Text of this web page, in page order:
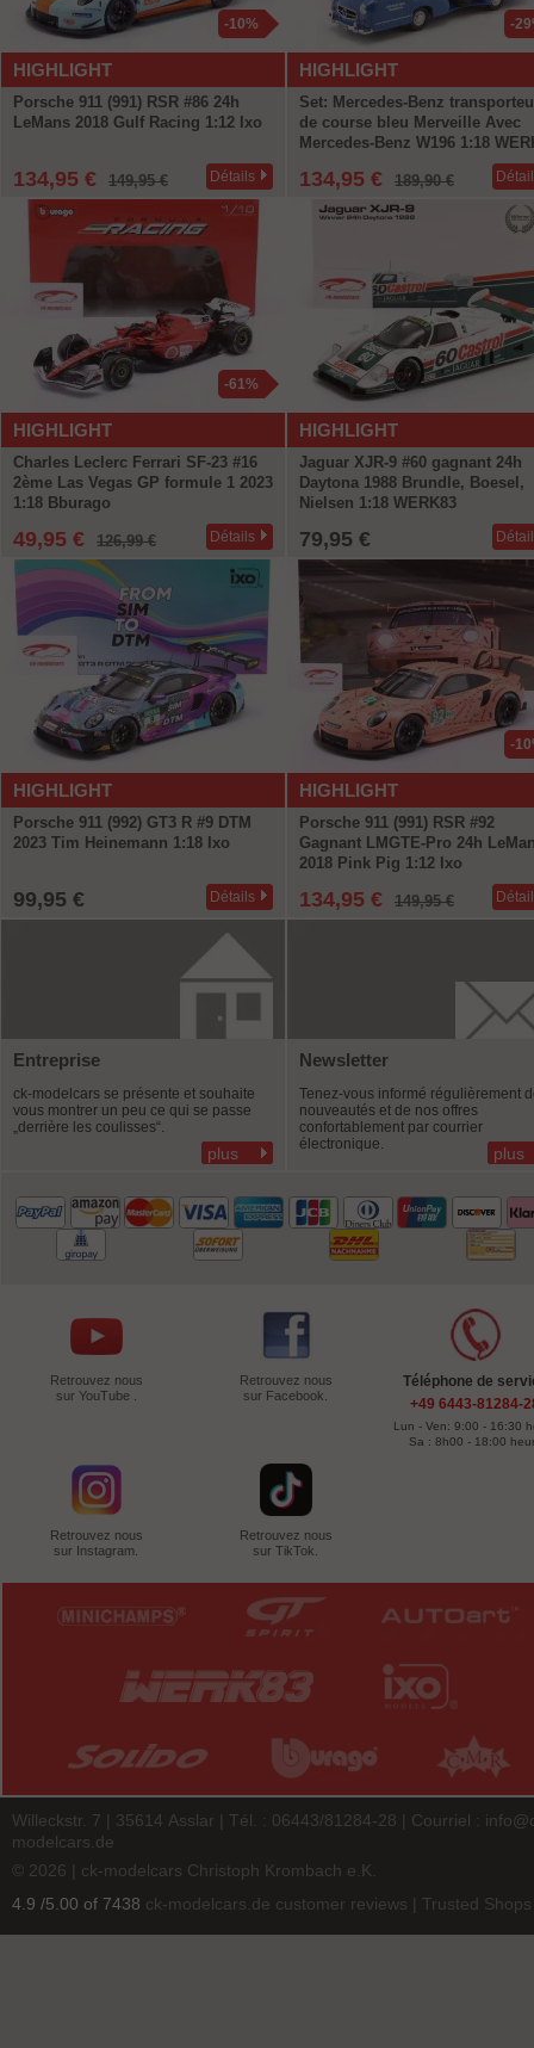
HIGHLIGHT
-10%
Porsche 911 (991) RSR #86 24h
LeMans 2018 Gulf Racing 1:12 Ixo
134,95 € 149,95 € Détails
HIGHLIGHT
-
Set: Mercedes-Benz
de course bleu Merveille Avec
Mercedes-Benz W196 1:18
134,95 € 189,90 €
HIGHLIGHT
-61%
Charles Leclerc Ferrari SF-23 #16
2ème Las Vegas GP formule 1 2023
1:18 Bburago
49,95 € 126,99 € Détails
HIGHLIGHT
Jaguar XJR-9 #60 gagnant 24h
Daytona 1988 Brundle, Boesel,
Nielsen 1:18 WERK83
79,95 €
HIGHLIGHT
Porsche 911 (992) GT3 R #9 DTM
2023 Tim Heinemann 1:18 Ixo
99,95 € Détails
HIGHLIGHT
-
Porsche 911 (991) RSR #92
Gagnant LMGTE-Pro 24h
2018 Pink Pig 1:12 Ixo
134,95 € 149,95 €
Entreprise
ck-modelcars se présente et souhaite
vous montrer un peu ce qui se passe
„derrière les coulisses“.
plus
Newsletter
Tenez-vous informé régulièrement
nouveautés et de nos offres
confortablement par courrier
électronique.
plus
Retrouvez nous
sur YouTube .
Retrouvez nous
sur Facebook.
Retrouvez nous
sur Instagram.
Retrouvez nous
sur TikTok.
Téléphone de
+49 6443-81284-
Lun - Ven: 9:00 - 16:30
Sa : 8h00 - 18:00
Willeckstr. 7 | 35614 Asslar | Tél. : 06443/81284-28 | Courriel :
modelcars.de
© 2026 | ck-modelcars Christoph Krombach e.K.
4.9 /5.00 of 7438 ck-modelcars.de customer reviews | Trusted Shops